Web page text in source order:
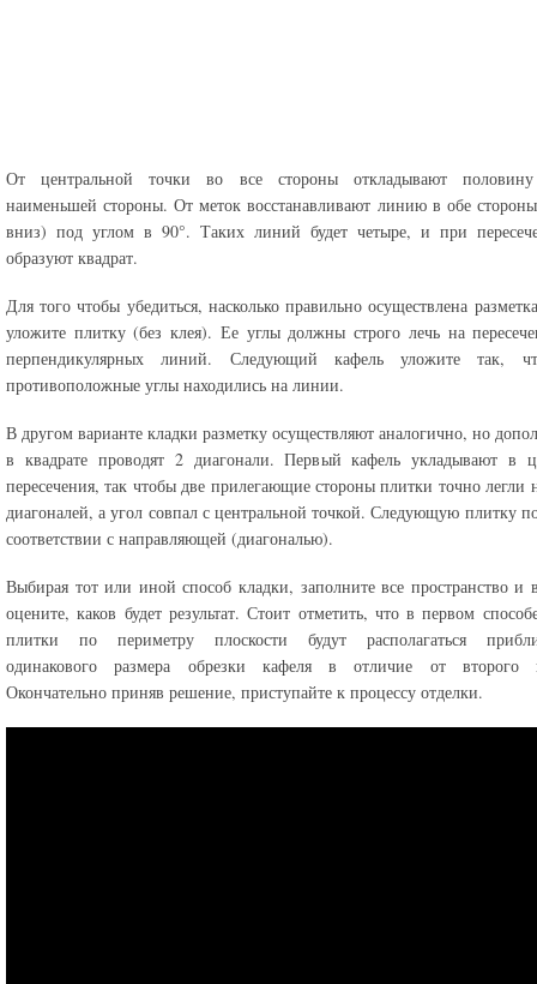
От центральной точки во все стороны откладывают половину
наименьшей стороны. От меток восстанавливают линию в обе
вниз) под углом в 90°. Таких линий будет четыре, и при
образуют квадрат.
Для того чтобы убедиться, насколько правильно осуществлена
уложите плитку (без клея). Ее углы должны строго лечь на
перпендикулярных линий. Следующий кафель уложите так,
противоположные углы находились на линии.
В другом варианте кладки разметку осуществляют аналогично, но
в квадрате проводят 2 диагонали. Первый кафель укладывают в
пересечения, так чтобы две прилегающие стороны плитки точно легли
диагоналей, а угол совпал с центральной точкой. Следующую плитку
соответствии с направляющей (диагональю).
Выбирая тот или иной способ кладки, заполните все пространство и
оцените, каков будет результат. Стоит отметить, что в первом
плитки по периметру плоскости будут располагаться
одинакового размера обрезки кафеля в отличие от второго
Окончательно приняв решение, приступайте к процессу отделки.